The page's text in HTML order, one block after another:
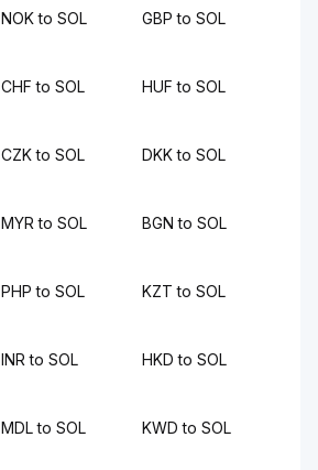
NOK to SOL GBP to SOL
CHF to SOL HUF to SOL
CZK to SOL DKK to SOL
MYR to SOL BGN to SOL
PHP to SOL KZT to SOL
INR to SOL HKD to SOL
MDL to SOL KWD to SOL